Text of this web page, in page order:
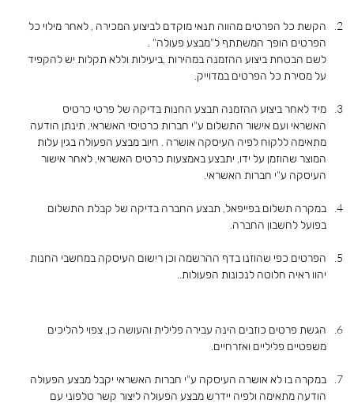
הקשת כל הפרטים מהווה תנאי מוקדם לביצוע המכירה , לאחר מילוי כל
הפרטים הופך המשתתף ל"מבצע פעולה" .
לשם הבטחת ביצוע ההזמנה במהירות ,ביעילות וללא תקלות יש להקפיד
על מסירת כל הפרטים במדוייק.
מיד לאחר ביצוע ההזמנה תבצע החנות בדיקה של פרטי כרטיס
האשראי ועם אישור התשלום ע"י חברות כרטיסי האשראי, תינתן הודעה
מתאימה ללקוח לפיה העיסקה אושרה . חיוב מבצע הפעולה בגין עלות
המוצר שהוזמן על ידו, יתבצע באמצעות כרטיס האשראי, לאחר אישור
העיסקה ע"י חברות האשראי.
במקרה תשלום בפייפאל, תבצע החברה בדיקה של קבלת התשלום
בפועל לחשבון החברה.
הפרטים כפי שהוזנו בדף ההרשמה וכן רישום העיסקה במחשבי החנות
יהוו ראיה חלוטה לנכונות הפעולות..
הגשת פרטים כוזבים הינה עבירה פלילית והעושה כן, צפוי להליכים
משפטיים פליליים ואזרחיים.
במקרה בו לא אושרה העיסקה ע"י חברות האשראי יקבל מבצע הפעולה
הודעה מתאימה ולפיה יידרש מבצע הפעולה ליצור קשר טלפוני עם